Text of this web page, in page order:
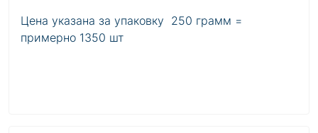
Цена указана за упаковку 250 грамм =
примерно 1350 шт